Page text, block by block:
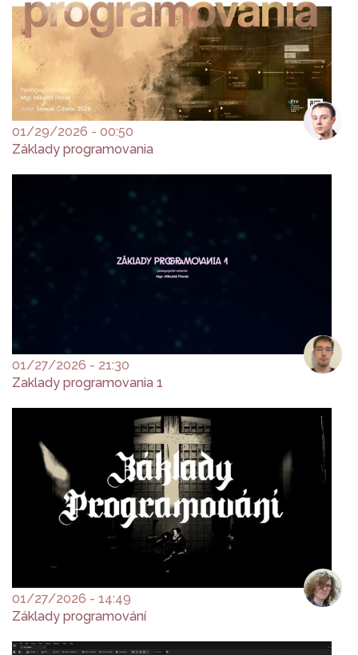
01/29/2026 - 00:50
Základy programovania
01/27/2026 - 21:30
Zaklady programovania 1
01/27/2026 - 14:49
Základy programování